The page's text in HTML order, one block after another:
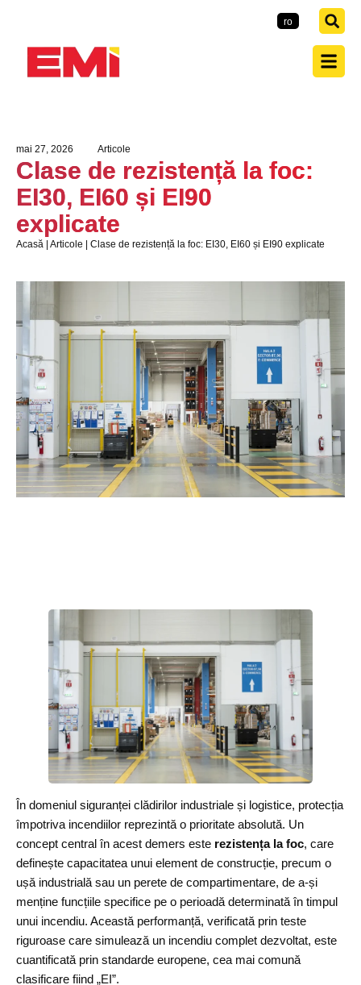
ro
mai 27, 2026 Articole
Clase de rezistență la foc:
EI30, EI60 și EI90
explicate
Acasă Articole Clase de rezistență la foc: EI30, EI60 și EI90 explicate
În domeniul siguranței clădirilor industriale și logistice, protecția
împotriva incendiilor reprezintă o prioritate absolută. Un
concept central în acest demers este rezistența la foc, care
definește capacitatea unui element de construcție, precum o
ușă industrială sau un perete de compartimentare, de a-și
menține funcțiile specifice pe o perioadă determinată în timpul
unui incendiu. Această performanță, verificată prin teste
riguroase care simulează un incendiu complet dezvoltat, este
cuantificată prin standarde europene, cea mai comună
clasificare fiind „EI”.